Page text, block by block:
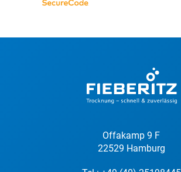
Offakamp 9 F
22529 Hamburg